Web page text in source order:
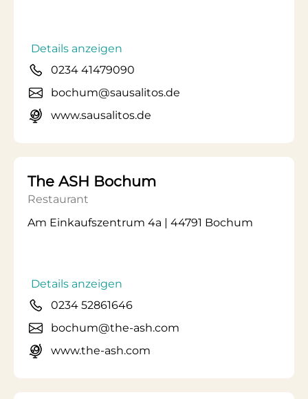
Details anzeigen
0234 41479090
bochum@sausalitos.de
www.sausalitos.de
The ASH Bochum
Restaurant
Am Einkaufszentrum 4a | 44791 Bochum
Details anzeigen
0234 52861646
bochum@the-ash.com
www.the-ash.com